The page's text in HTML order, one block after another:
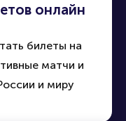
онлайн
билеты на
матчи и
и миру